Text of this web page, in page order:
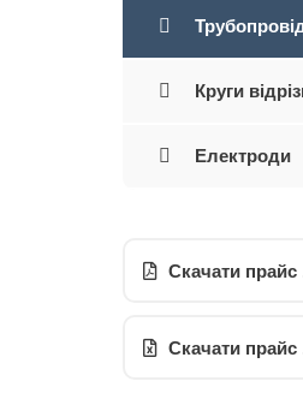
Круги
Електроди
Скачати прайс
Скачати прайс